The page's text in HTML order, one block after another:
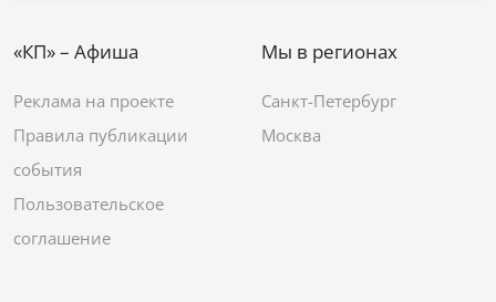
«КП» – Афиша
Реклама на проекте
Правила публикации
события
Пользовательское
соглашение
Мы в регионах
Санкт-Петербург
Москва